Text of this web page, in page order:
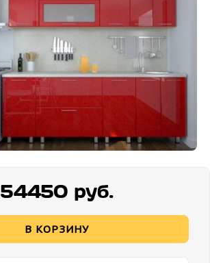
54450 руб.
В КОРЗИНУ